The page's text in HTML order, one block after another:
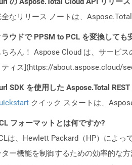
全なリリース ノートは、
ラウドで PPSM to PCL を変換しても
ちろん！ Aspose Cloud は、サービ
ティス](https://about.aspose.cloud/
SDK を使用した Aspose.Total
クイック スタートは、
フォーマットとは何ですか?
は、Hewlett Packard（HP）によっ
ター機能を制御するための効率的な